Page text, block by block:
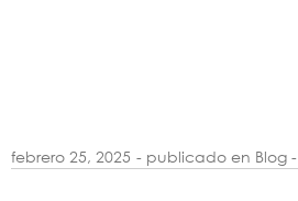
febrero 25, 2025 - publicado en Blog -